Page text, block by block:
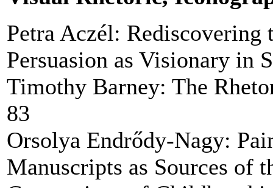
Petra Aczél:
Persuasion as Visionary in
Timothy Barney: The
83
Orsolya Endrődy-Nagy:
Manuscripts as Sources of